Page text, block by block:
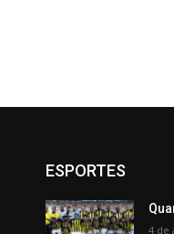
ESPORTES
4 de